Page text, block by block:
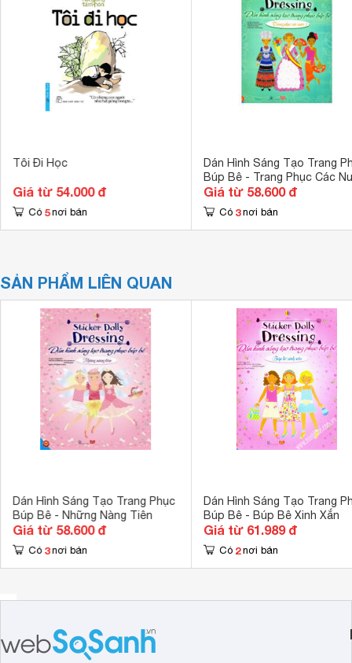
Tôi Đi Học
Giá từ 54.000 đ
Có 5 nơi bán
Dán Hình Sáng Tạo Trang
Búp Bê - Trang Phục Các
2
Giá từ 58.600 đ
Có 3 nơi bán
SẢN PHẨM LIÊN QUAN
Dán Hình Sáng Tạo Trang Phục
Búp Bê - Những Nàng Tiên
Giá từ 58.600 đ
Có 3 nơi bán
Dán Hình Sáng Tạo Trang
Búp Bê - Búp Bê Xinh Xắn
Giá từ 61.989 đ
Có 2 nơi bán